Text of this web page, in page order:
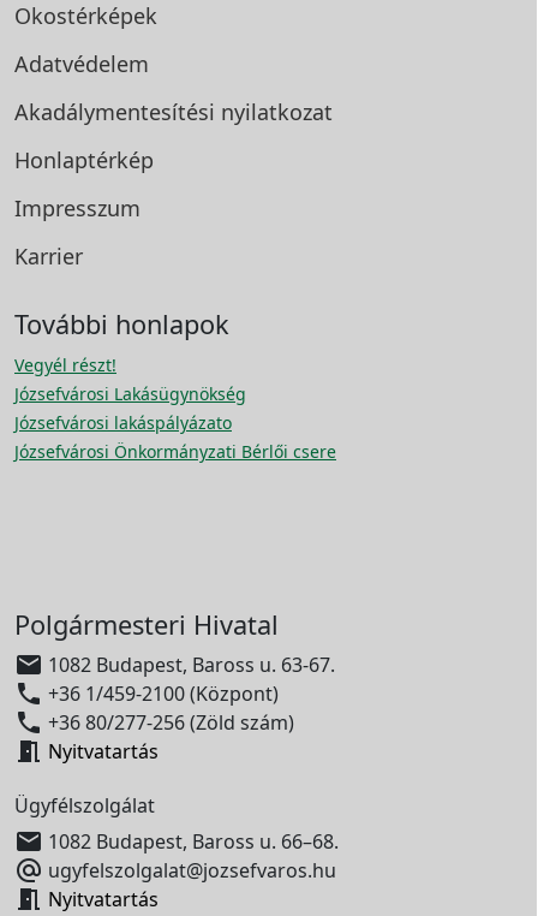
Okostérképek
Adatvédelem
Akadálymentesítési nyilatkozat
Honlaptérkép
Impresszum
Karrier
További honlapok
Vegyél részt!
Józsefvárosi Lakásügynökség
Józsefvárosi lakáspályázato
Józsefvárosi Önkormányzati Bérlői csere
Polgármesteri Hivatal
 1082 Budapest, Baross u. 63-67.
 +36 1/459-2100 (Központ)
 +36 80/277-256 (Zöld szám)
 Nyitvatartás
Ügyfélszolgálat
 1082 Budapest, Baross u. 66–68.
 ugyfelszolgalat@jozsefvaros.hu
 Nyitvatartás